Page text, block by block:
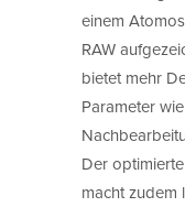
einem
RAW
bietet mehr
Parameter
Der
macht zudem